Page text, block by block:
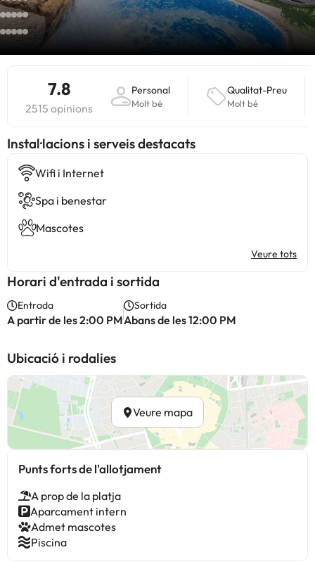
7.8
2515 opinions
Personal
Molt bé
Qualitat-Preu
Molt bé
Instal·lacions i serveis destacats
Wifi i Internet
Spa i benestar
Mascotes
Veure tots
Horari d'entrada i sortida
Entrada
A partir de les 2:00 PM
Sortida
Abans de les 12:00 PM
Ubicació i rodalies
Veure mapa
Punts forts de l'allotjament
A prop de la platja
Aparcament intern
Admet mascotes
Piscina